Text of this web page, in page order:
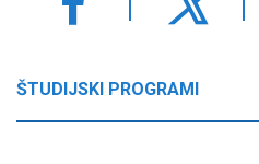
ŠTUDIJSKI PROGRAMI